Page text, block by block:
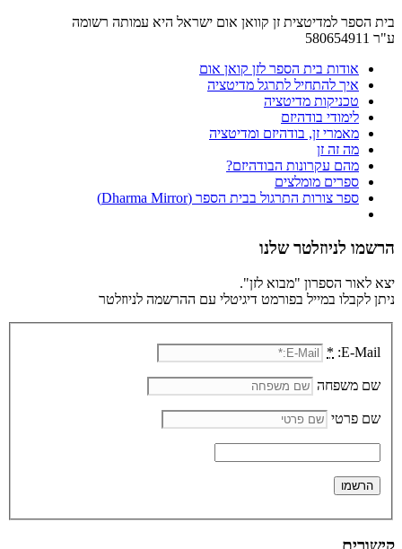
בית הספר למדיטצית זן קוואן אום ישראל היא עמותה רשומה
ע"ר 580654911
אודות בית הספר לזן קואן אום
איך להתחיל לתרגל מדיטציה
טכניקות מדיטציה
לימודי בודהיזם
מאמרי זן, בודהיזם ומדיטציה
מה זה זן
מהם עקרונות הבודהיזם?
ספרים מומלצים
ספר צורות התרגול בבית הספר (Dharma Mirror)
הרשמו לניוזלטר שלנו
יצא לאור הספרון "מבוא לזן".
ניתן לקבלו במייל בפורמט דיגיטלי עם ההרשמה לניוזלטר
E-Mail:
*
שם משפחה
שם פרטי